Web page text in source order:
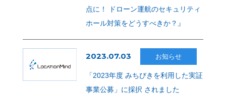
点に！ ドローン運航のセキュリティ
ホール対策をどうすべきか？』
2023.07.03 お知らせ
「2023年度 みちびきを利用した実証
事業公募」に採択 されました